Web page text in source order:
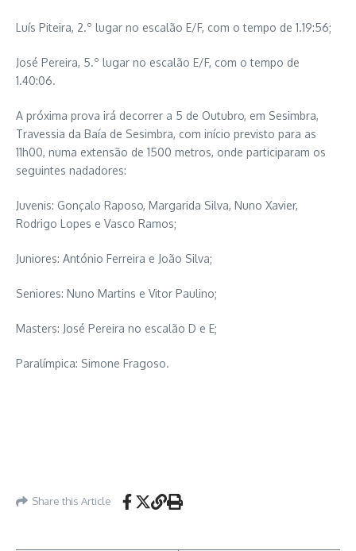
Luís Piteira, 2.º lugar no escalão E/F, com o tempo de 1.19:56;
José Pereira, 5.º lugar no escalão E/F, com o tempo de
1.40:06.
A próxima prova irá decorrer a 5 de Outubro, em Sesimbra,
Travessia da Baía de Sesimbra, com início previsto para as
11h00, numa extensão de 1500 metros, onde participaram os
seguintes nadadores:
Juvenis: Gonçalo Raposo, Margarida Silva, Nuno Xavier,
Rodrigo Lopes e Vasco Ramos;
Juniores: António Ferreira e João Silva;
Seniores: Nuno Martins e Vitor Paulino;
Masters: José Pereira no escalão D e E;
Paralímpica: Simone Fragoso.
Share this Article